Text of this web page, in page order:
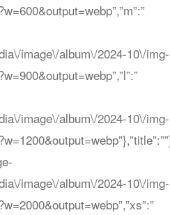
image\/album\/2024-10\/img-
image\/album\/2024-10\/img-
image\/album\/2024-10\/img-